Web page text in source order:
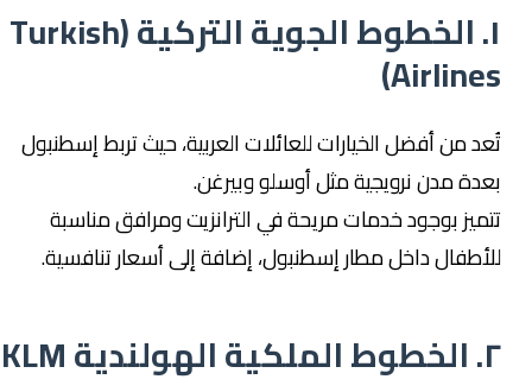
١. الخطوط الجوية التركية (Turkish
Airlines)
تُعد من أفضل الخيارات للعائلات العربية، حيث تربط إسطنبول
بعدة مدن نرويجية مثل أوسلو وبيرغن.
تتميز بوجود خدمات مريحة في الترانزيت ومرافق مناسبة
للأطفال داخل مطار إسطنبول، إضافة إلى أسعار تنافسية.